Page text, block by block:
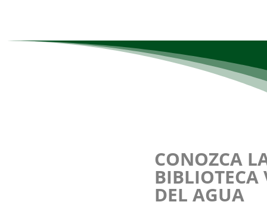
CONOZCA
BIBLIOTECA
DEL AGUA